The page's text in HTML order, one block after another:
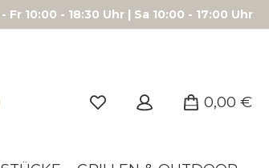
10:00 - 18:30 Uhr | Sa 10:00 - 17:00 Uhr
0,00 €